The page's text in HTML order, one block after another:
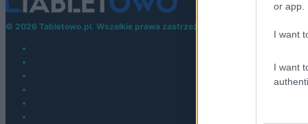
or app.
I want
I want
© 2026 Tabletowo.pl. Wszelkie prawa zastrzeżone. K